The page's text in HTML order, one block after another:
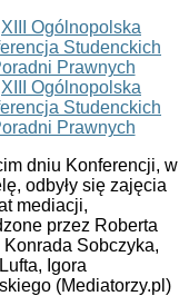
dniu Konferencji, w
odbyły się zajęcia
mediacji,
przez Roberta
Konrada Sobczyka,
Igora
(Mediatorzy.pl)